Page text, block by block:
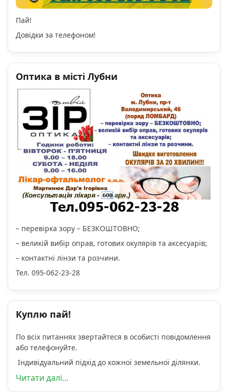
Пай!
Довідки за телефоном!
Оптика в місті Лубни
– перевірка зору – БЕЗКОШТОВНО;
– великій вибір оправ, готових окулярів та аксесуарів;
– контактні лінзи та розчини.
Тел. 095-062-23-28
Куплю пай!
По всіх питаннях звертайтеся в особисті повідомлення
або телефонуйте.
Індивідуальний підхід до кожної земельної ділянки.
Читати далі...